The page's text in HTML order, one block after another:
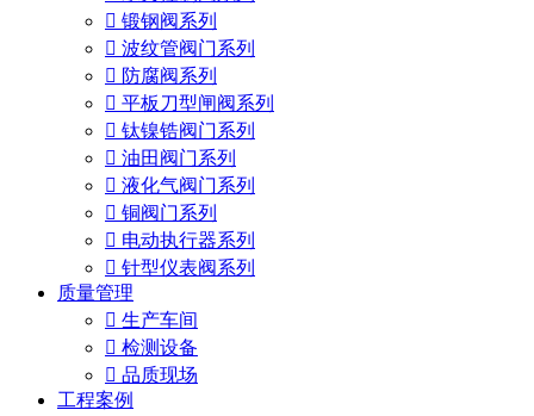
 锻钢阀系列
 波纹管阀门系列
 防腐阀系列
 平板刀型闸阀系列
 钛镍锆阀门系列
 油田阀门系列
 液化气阀门系列
 铜阀门系列
 电动执行器系列
 针型仪表阀系列
质量管理
 生产车间
 检测设备
 品质现场
工程案例